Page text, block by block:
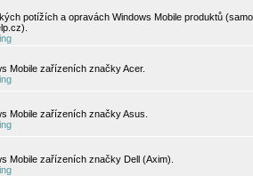
potížích a opravách Windows Mobile produktů
Mobile zařízeních značky Acer.
Mobile zařízeních značky Asus.
Mobile zařízeních značky Dell (Axim).